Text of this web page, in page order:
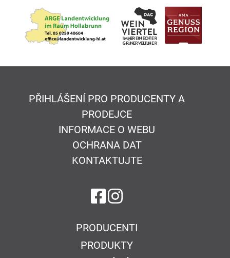
PŘIHLÁŠENÍ PRO PRODUCENTY A
PRODEJCE
INFORMACE O WEBU
OCHRANA DAT
KONTAKTUJTE
na Facebook
na Instagram
PRODUCENTI
PRODUKTY